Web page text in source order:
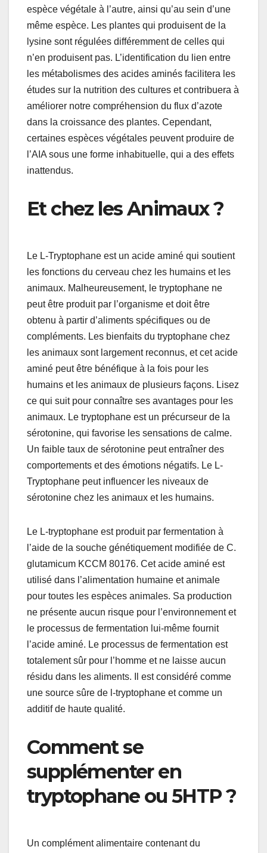
espèce végétale à l’autre, ainsi qu’au sein d’une
même espèce. Les plantes qui produisent de la
lysine sont régulées différemment de celles qui
n’en produisent pas. L’identification du lien entre
les métabolismes des acides aminés facilitera les
études sur la nutrition des cultures et contribuera à
améliorer notre compréhension du flux d’azote
dans la croissance des plantes. Cependant,
certaines espèces végétales peuvent produire de
l’AIA sous une forme inhabituelle, qui a des effets
inattendus.
Et chez les Animaux ?
Le L-Tryptophane est un acide aminé qui soutient
les fonctions du cerveau chez les humains et les
animaux. Malheureusement, le tryptophane ne
peut être produit par l’organisme et doit être
obtenu à partir d’aliments spécifiques ou de
compléments. Les bienfaits du tryptophane chez
les animaux sont largement reconnus, et cet acide
aminé peut être bénéfique à la fois pour les
humains et les animaux de plusieurs façons. Lisez
ce qui suit pour connaître ses avantages pour les
animaux. Le tryptophane est un précurseur de la
sérotonine, qui favorise les sensations de calme.
Un faible taux de sérotonine peut entraîner des
comportements et des émotions négatifs. Le L-
Tryptophane peut influencer les niveaux de
sérotonine chez les animaux et les humains.
Le L-tryptophane est produit par fermentation à
l’aide de la souche génétiquement modifiée de C.
glutamicum KCCM 80176. Cet acide aminé est
utilisé dans l’alimentation humaine et animale
pour toutes les espèces animales. Sa production
ne présente aucun risque pour l’environnement et
le processus de fermentation lui-même fournit
l’acide aminé. Le processus de fermentation est
totalement sûr pour l’homme et ne laisse aucun
résidu dans les aliments. Il est considéré comme
une source sûre de l-tryptophane et comme un
additif de haute qualité.
Comment se
supplémenter en
tryptophane ou 5HTP ?
Un complément alimentaire contenant du